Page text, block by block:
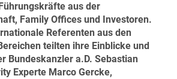
International
aus der
Family Offices und Investoren.
Referenten aus den
teilten ihre Einblicke und
Bundeskanzler a.D. Sebastian
Experte Marco Gercke,